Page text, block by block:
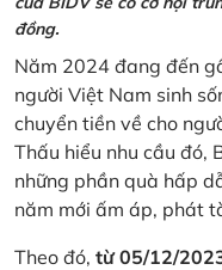
đồng.
Năm 2024 đang đến
người Việt Nam sinh
chuyển tiền về cho
Thấu hiểu nhu cầu đó,
những phần quà hấp
năm mới ấm áp, phát
Theo đó, từ 05/12/